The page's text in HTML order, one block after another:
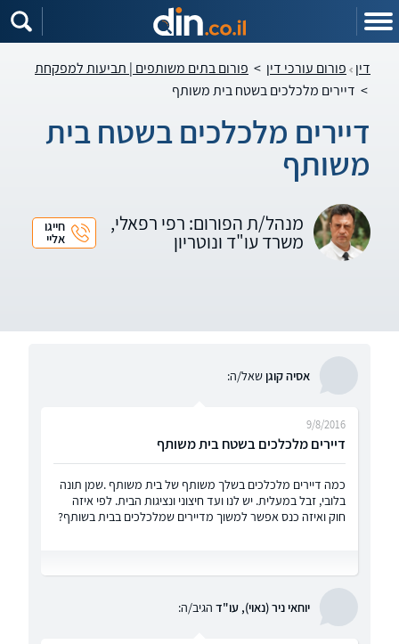
דין פורום עורכי דין > פורום בתים משותפים | תביעות למפקחת
> דיירים מלכלכים בשטח בית משותף
דיירים מלכלכים בשטח בית
משותף
מנהל/ת הפורום: רפי רפאלי,
משרד עו"ד ונוטריון
חייגו
אליי
אסיה קוגןשאל/ה:
דיירים מלכלכים בשטח בית משותף
9/8/2016
כמה דיירים מלכלכים בשלך משותף של בית משותף .שמן תונה
בלובי, זבל במעלית. יש לנו ועד חיצוני ונציגות הבית. לפי איזה
חוק ואיזה כנס אפשר למשוך מדיירים שמלכלכים בבית בשותף?
יוחאי ניר (נאוי), עו"ד הגיב/ה: